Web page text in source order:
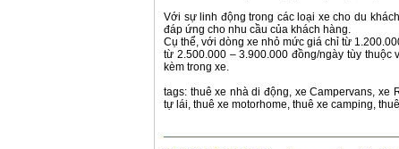
Với sự linh động trong các loại xe cho du
đáp ứng cho nhu cầu của khách hàng.
Cụ thể, với dòng xe nhỏ mức giá chỉ từ
từ 2.500.000 – 3.900.000 đồng/ngày tùy
kèm trong xe.
tags: thuê xe nhà di động, xe Campervans, xe
tự lái, thuê xe motorhome, thuê xe camping,